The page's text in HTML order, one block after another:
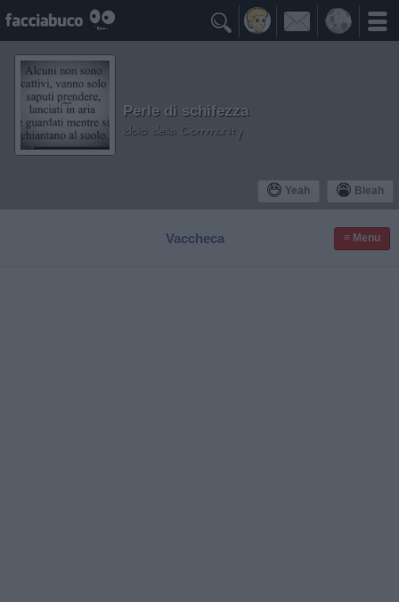

Yeah Bleah
Perle di schifezza
Idolo della Community
Vaccheca ≡ Menu